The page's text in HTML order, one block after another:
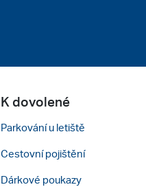
K dovolené
Parkování u letiště
Cestovní pojištění
Dárkové poukazy